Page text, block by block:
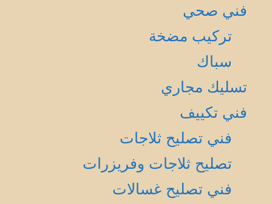
فني صحي
تركيب مضخة
سباك
تسليك مجاري
فني تكييف
فني تصليح ثلاجات
تصليح ثلاجات وفريزرات
فني تصليح غسالات